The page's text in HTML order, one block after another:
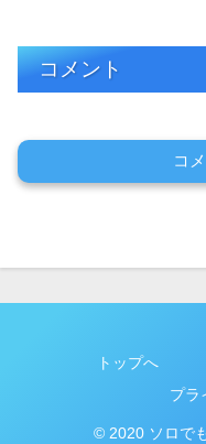
コメント
コ
トップへ
プラ
© 2020 ソロで